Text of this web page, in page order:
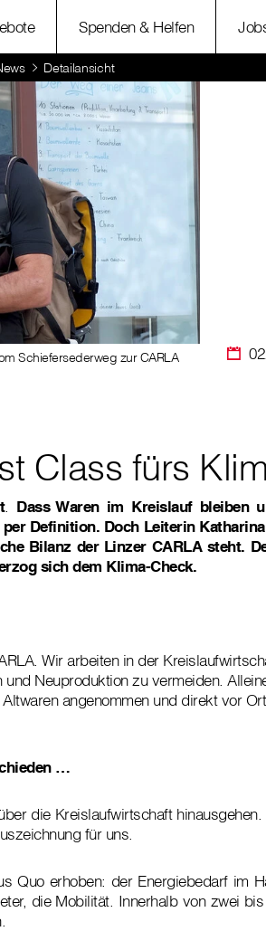
Spenden & Helfen
Detailansicht
Schiefersederweg zur CARLA
Class fürs
. Dass Waren im Kreislauf bleiben
Definition. Doch Leiterin
Bilanz der Linzer CARLA steht.
sich dem Klima-Check.
Wir arbeiten in der
Neuproduktion zu vermeiden.
angenommen und direkt vor
…
die Kreislaufwirtschaft
für uns.
Quo erhoben: der Energiebedarf im
die Mobilität. Innerhalb von zwei